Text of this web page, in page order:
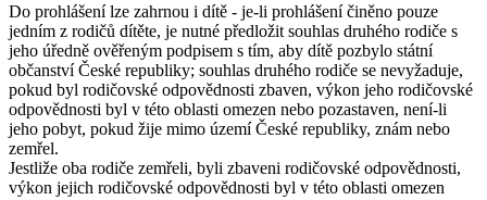
Do prohlášení lze zahrnou i dítě - je-li prohlášení činěno pouze
jedním z rodičů dítěte, je nutné předložit souhlas druhého rodiče s
jeho úředně ověřeným podpisem s tím, aby dítě pozbylo státní
občanství České republiky; souhlas druhého rodiče se nevyžaduje,
pokud byl rodičovské odpovědnosti zbaven, výkon jeho rodičovské
odpovědnosti byl v této oblasti omezen nebo pozastaven, není-li
jeho pobyt, pokud žije mimo území České republiky, znám nebo
zemřel.
Jestliže oba rodiče zemřeli, byli zbaveni rodičovské odpovědnosti,
výkon jejich rodičovské odpovědnosti byl v této oblasti omezen